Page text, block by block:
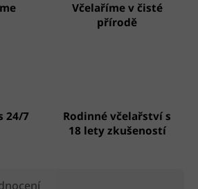
Včelaříme v čisté
přírodě
24/7
Rodinné včelařství s
18 lety zkušeností